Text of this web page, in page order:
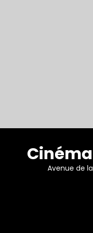
Avenue de